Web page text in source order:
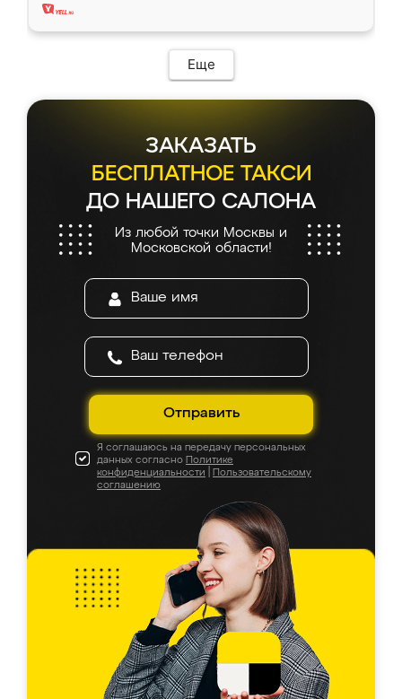
Еще
ЗАКАЗАТЬ
БЕСПЛАТНОЕ ТАКСИ
ДО НАШЕГО САЛОНА
Из любой точки Москвы и
Московской области!
Отправить
Я соглашаюсь на передачу персональных
данных согласно Политике
конфиденциальности
Пользовательскому
соглашению